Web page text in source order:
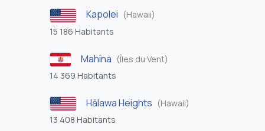
Kapolei (Hawaii)
15 186 Habitants
Mahina (Îles du Vent)
14 369 Habitants
Hālawa Heights (Hawaii)
13 408 Habitants